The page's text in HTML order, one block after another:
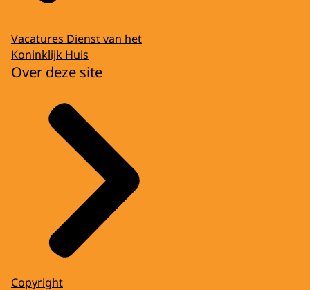
Vacatures Dienst van het
Koninklijk Huis
Over deze site
Copyright